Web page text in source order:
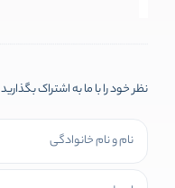
نظر خود را با ما به اشتراک بگذارید